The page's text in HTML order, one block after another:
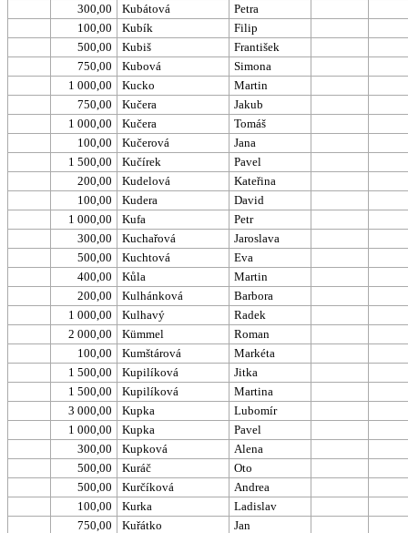
300,00
Kubátová
Petra
100,00
Kubík
Filip
500,00
Kubiš
František
750,00
Kubová
Simona
1 000,00
Kucko
Martin
750,00
Kučera
Jakub
1 000,00
Kučera
Tomáš
100,00
Kučerová
Jana
1 500,00
Kučírek
Pavel
200,00
Kudelová
Kateřina
100,00
Kudera
David
1 000,00
Kufa
Petr
300,00
Kuchařová
Jaroslava
500,00
Kuchtová
Eva
400,00
Kůla
Martin
200,00
Kulhánková
Barbora
1 000,00
Kulhavý
Radek
2 000,00
Kümmel
Roman
100,00
Kumštárová
Markéta
1 500,00
Kupilíková
Jitka
1 500,00
Kupilíková
Martina
3 000,00
Kupka
Lubomír
1 000,00
Kupka
Pavel
300,00
Kupková
Alena
500,00
Kuráč
Oto
500,00
Kurčíková
Andrea
100,00
Kurka
Ladislav
750,00
Kuřátko
Jan